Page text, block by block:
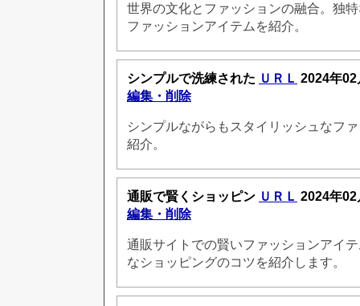
世界の文化とファッションの融合。独
ファッションアイテムを紹介。
シンプルで洗練された ＵＲＬ 2024年02
編集・削除
シンプルながらもスタイリッシュなフ
紹介。
通販で賢くショッピン ＵＲＬ 2024年02
編集・削除
通販サイトでの賢いファッションアイ
なショッピングのコツを紹介します。